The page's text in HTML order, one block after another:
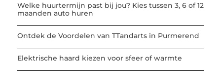
Welke huurtermijn past bij jou? Kies tussen 3, 6 of 12
maanden auto huren
Ontdek de Voordelen van TTandarts in Purmerend
Elektrische haard kiezen voor sfeer of warmte